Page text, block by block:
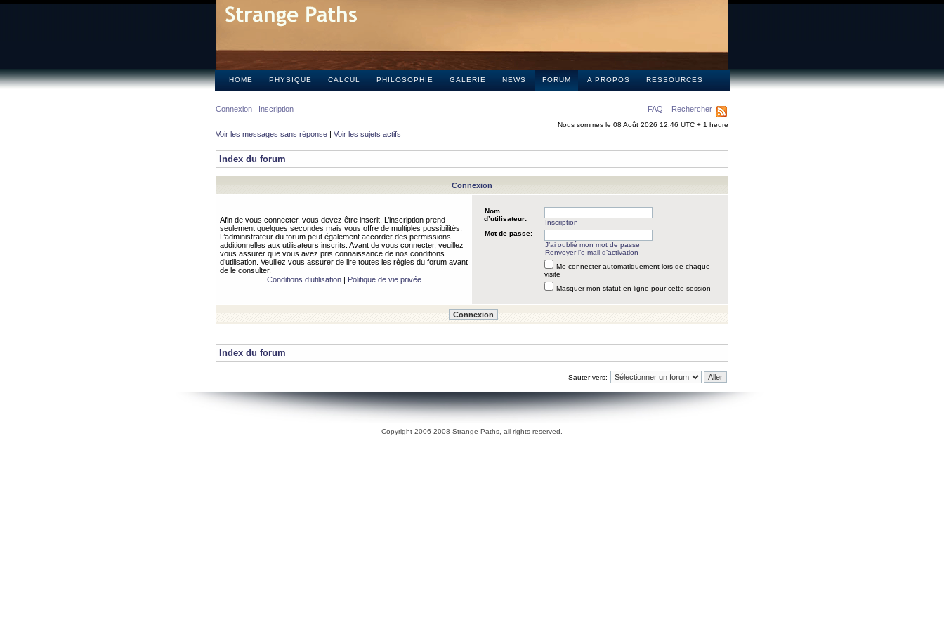
HOME PHYSIQUE CALCUL PHILOSOPHIE GALERIE NEWS FORUM A PROPOS RESSOURCES
FAQ Rechercher
Connexion Inscription
Nous sommes le 08 Août 2026 12:46 UTC + 1 heure
Voir les messages sans réponse | Voir les sujets actifs
Index du forum
Connexion
Afin de vous connecter, vous devez être inscrit. L’inscription prend
seulement quelques secondes mais vous offre de multiples possibilités.
L’administrateur du forum peut également accorder des permissions
additionnelles aux utilisateurs inscrits. Avant de vous connecter, veuillez
vous assurer que vous avez pris connaissance de nos conditions
d’utilisation. Veuillez vous assurer de lire toutes les règles du forum avant
de le consulter.
Conditions d’utilisation| Politique de vie privée
Nom
d’utilisateur:
Inscription
Mot de passe:
J’ai oublié mon mot de passe
Renvoyer l’e-mail d’activation
Me connecter automatiquement lors de chaque
visite
Masquer mon statut en ligne pour cette session
Index du forum
Sauter vers:
Copyright 2006-2008 Strange Paths, all rights reserved.